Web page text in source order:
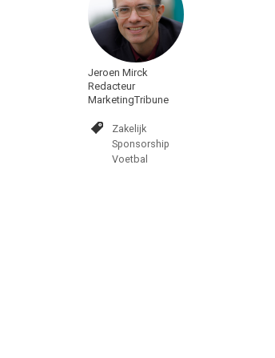
Jeroen Mirck
Redacteur
MarketingTribune
Zakelijk
Sponsorship
Voetbal